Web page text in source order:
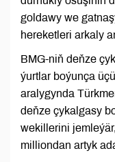
goldawy we
hereketleri arkaly
BMG-niň deňze
ýurtlar boýunça
aralygynda
deňze çykalgasy
wekillerini
milliondan artyk